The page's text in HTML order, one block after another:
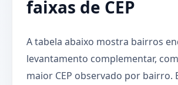
faixas de CEP
A tabela abaixo mostra bairros
levantamento complementar,
maior CEP observado por bairro.